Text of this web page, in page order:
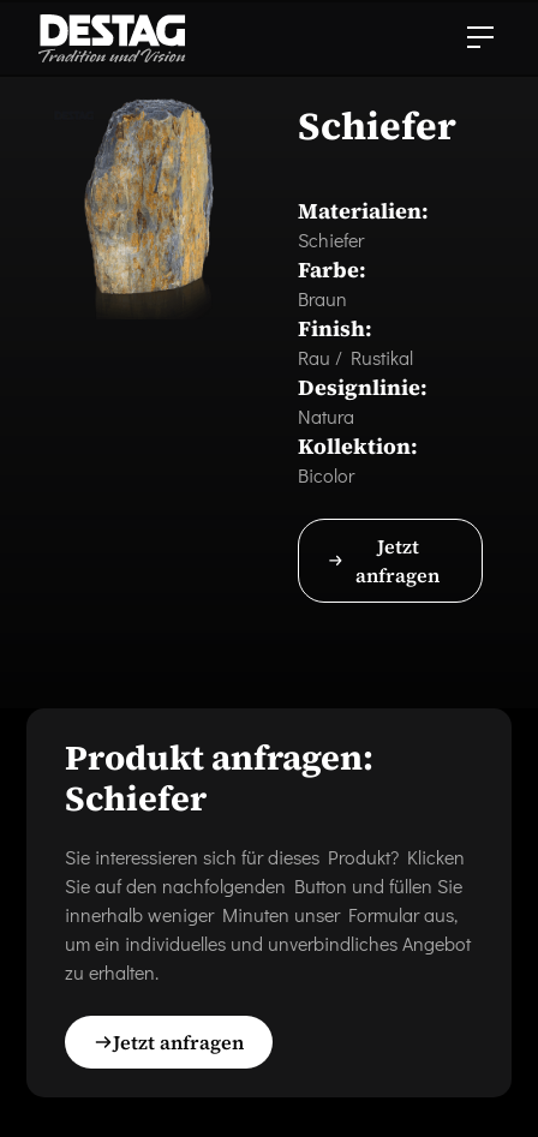
Schiefer
Materialien:
Schiefer
Farbe:
Braun
Finish:
Rau / Rustikal
Designlinie:
Natura
Kollektion:
Bicolor
Jetzt
anfragen
Produkt anfragen:
Schiefer
Sie interessieren sich für dieses Produkt? Klicken
Sie auf den nachfolgenden Button und füllen Sie
innerhalb weniger Minuten unser Formular aus,
um ein individuelles und unverbindliches Angebot
zu erhalten.
Jetzt anfragen